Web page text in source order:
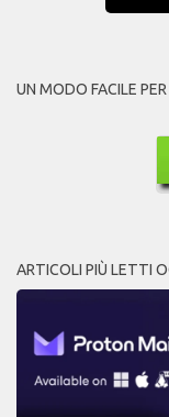
UN MODO FACILE PER
ARTICOLI PIÙ LETTI